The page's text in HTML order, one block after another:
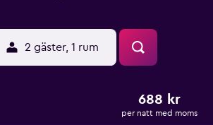
2 gäster, 1 rum
688 kr
per natt med moms